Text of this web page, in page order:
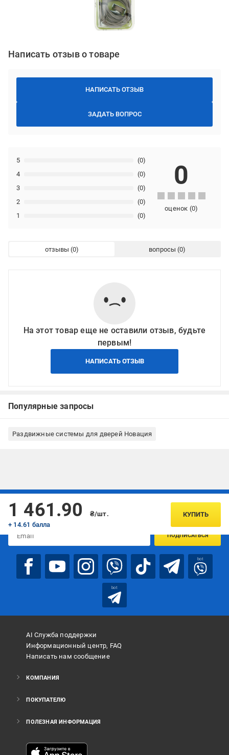
Написать отзыв о товаре
НАПИСАТЬ ОТЗЫВ
ЗАДАТЬ ВОПРОС
1 (0)
2 (0)
3 (0)
4 (0)
5 (0)
0
оценок (0)
отзывы вопросы
На этот товар еще не оставили отзыв, будьте
первым!
НАПИСАТЬ ОТЗЫВ
Популярные запросы
Раздвижные системы для дверей Новация
1 461.90
₴/шт.
+ 14.61 балла
КУПИТЬ
Подписывайтесь, чтобы узнавать первым об акцияx и
предложениях:
ПОДПИСАТЬСЯ
bot
bot
AI Служба поддержки
Информационный центр, FAQ
Написать нам сообщение
КОМПАНИЯ
ПОКУПАТЕЛЮ
ПОЛЕЗНАЯ ИНФОРМАЦИЯ